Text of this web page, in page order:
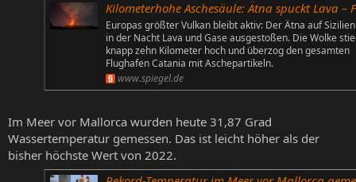
Kilometerhohe Aschesäule: Ätna spuckt Lava – Flughafen Catania
Europas größter Vulkan bleibt aktiv: Der Ätna auf
in der Nacht Lava und Gase ausgestoßen. Die Wolke
knapp zehn Kilometer hoch und überzog den gesamten
Flughafen Catania mit Aschepartikeln.
www.spiegel.de
Im Meer vor Mallorca wurden heute 31,87 Grad
Wassertemperatur gemessen. Das ist leicht höher als der
bisher höchste Wert von 2022.